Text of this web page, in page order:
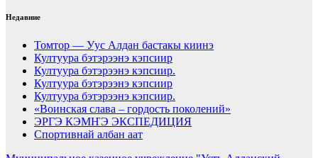
Недавние
Томтор — Уус Алдан бастакы киинэ
Култуура бэтэрээнэ кэпсиир
Култуура бэтэрээнэ кэпсиир.
Култуура бэтэрээнэ кэпсиир
Култуура бэтэрээнэ кэпсиир.
«Воинская слава – гордость поколений»
ЭРГЭ КЭМҤЭ ЭКСПЕДИЦИЯ
Спортивнай албан аат